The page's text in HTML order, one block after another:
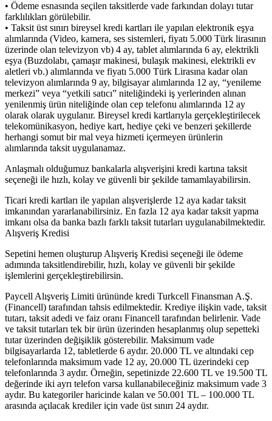
• Ödeme esnasında seçilen taksitlerde vade farkından dolayı tutar
farklılıkları görülebilir.
• Taksit üst sınırı bireysel kredi kartları ile yapılan elektronik eşya
alımlarında (Video, kamera, ses sistemleri, fiyatı 5.000 Türk lirasının
üzerinde olan televizyon vb) 4 ay, tablet alımlarında 6 ay, elektrikli
eşya (Buzdolabı, çamaşır makinesi, bulaşık makinesi, elektrikli ev
aletleri vb.) alımlarında ve fiyatı 5.000 Türk Lirasına kadar olan
televizyon alımlarında 9 ay, bilgisayar alımlarında 12 ay, “yenileme
merkezi” veya “yetkili satıcı” niteliğindeki iş yerlerinden alınan
yenilenmiş ürün niteliğinde olan cep telefonu alımlarında 12 ay
olarak olarak uygulanır. Bireysel kredi kartlarıyla gerçekleştirilecek
telekomünikasyon, hediye kart, hediye çeki ve benzeri şekillerde
herhangi somut bir mal veya hizmeti içermeyen ürünlerin
alımlarında taksit uygulanamaz.
Anlaşmalı olduğumuz bankalarla alışverişini kredi kartına taksit
seçeneği ile hızlı, kolay ve güvenli bir şekilde tamamlayabilirsin.
Ticari kredi kartları ile yapılan alışverişlerde 12 aya kadar taksit
imkanından yararlanabilirsiniz. En fazla 12 aya kadar taksit yapma
imkanı olsa da banka bazlı farklı taksit tutarları uygulanabilmektedir.
Alışveriş Kredisi
Sepetini hemen oluşturup Alışveriş Kredisi seçeneği ile ödeme
adımında taksitlendirebilir, hızlı, kolay ve güvenli bir şekilde
işlemlerini gerçekleştirebilirsin.
Paycell Alışveriş Limiti ürününde kredi Turkcell Finansman A.Ş.
(Financell) tarafından tahsis edilmektedir. Krediye ilişkin vade, taksit
tutarı, taksit adedi ve faiz oranı Financell tarafından belirlenir. Vade
ve taksit tutarları tek bir ürün üzerinden hesaplanmış olup sepetteki
tutar üzerinden değişiklik gösterebilir. Maksimum vade
bilgisayarlarda 12, tabletlerde 6 aydır. 20.000 TL ve altındaki cep
telefonlarında maksimum vade 12 ay, 20.000 TL üzerindeki cep
telefonlarında 3 aydır. Örneğin, sepetinizde 22.600 TL ve 19.500 TL
değerinde iki ayrı telefon varsa kullanabileceğiniz maksimum vade 3
aydır. Bu kategoriler haricinde kalan ve 50.001 TL – 100.000 TL
arasında açılacak krediler için vade üst sınırı 24 aydır.